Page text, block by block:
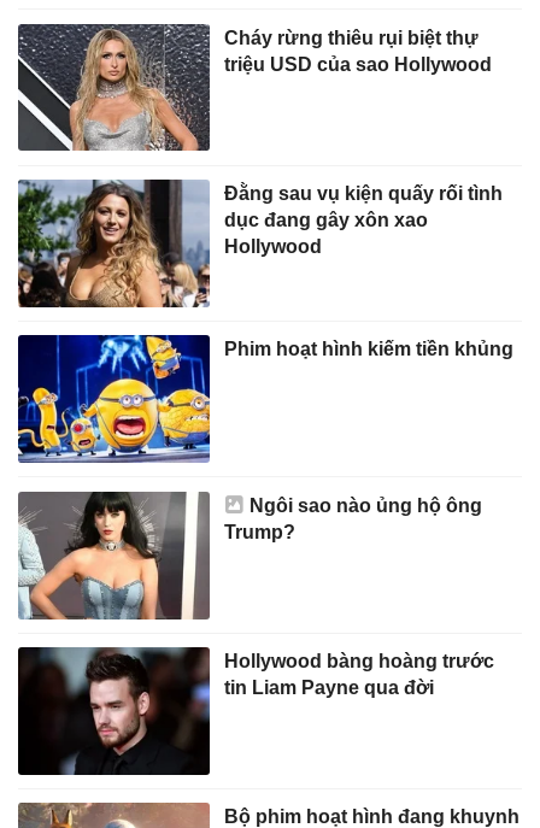
Cháy rừng thiêu rụi biệt thự
triệu USD của sao Hollywood
Đằng sau vụ kiện quấy rối tình
dục đang gây xôn xao
Hollywood
Phim hoạt hình kiếm tiền khủng
Ngôi sao nào ủng hộ ông
Trump?
Hollywood bàng hoàng trước
tin Liam Payne qua đời
Bộ phim hoạt hình đang khuynh